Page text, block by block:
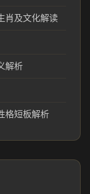
肖及文化解读
解析
格短板解析